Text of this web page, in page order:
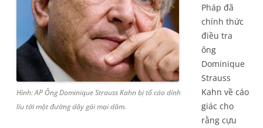
Hình: AP Ông Dominique Strauss Kahn bị tố cáo dính
líu tới một đường dây gái mại dâm.
Pháp đã
chính thức
điều tra
ông
Dominique
Strauss
Kahn về cáo
giác cho
rằng cựu